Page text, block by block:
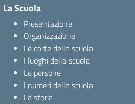
La Scuola
Presentazione
Organizzazione
Le carte della scuola
I luoghi della scuola
Le persone
I numeri della scuola
La storia